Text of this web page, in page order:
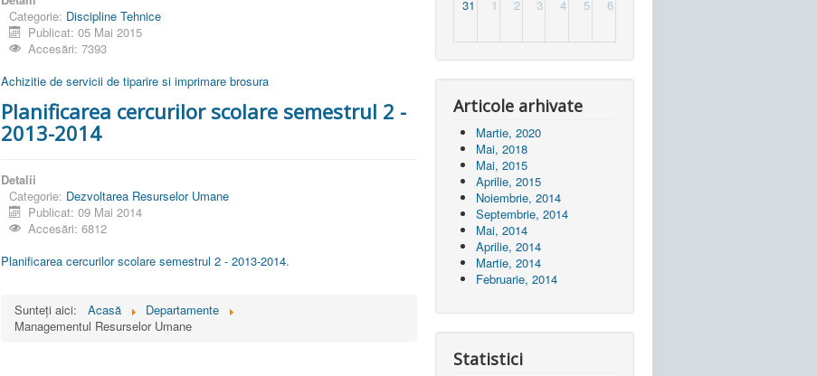
Categorie: Discipline Tehnice
Publicat: 05 Mai 2015
Accesări: 7393
Achizitie de servicii de tiparire si imprimare brosura
Planificarea cercurilor scolare semestrul 2 -
2013-2014
Detalii
Categorie: Dezvoltarea Resurselor Umane
Publicat: 09 Mai 2014
Accesări: 6812
Planificarea cercurilor scolare semestrul 2 - 2013-2014.
Sunteți aici: Acasă
Departamente
Managementul Resurselor Umane
31 1 2 3 4 5 6
Articole arhivate
Martie, 2020
Mai, 2018
Mai, 2015
Aprilie, 2015
Noiembrie, 2014
Septembrie, 2014
Mai, 2014
Aprilie, 2014
Martie, 2014
Februarie, 2014
Statistici